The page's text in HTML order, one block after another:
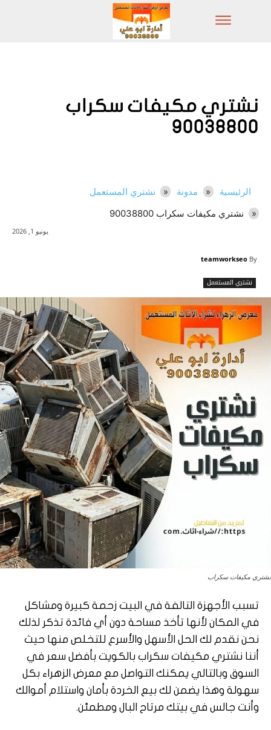
نشتري مكيفات سكراب
90038800
الرئيسية مدونة
نشتري المستعمل
نشتري مكيفات سكراب 90038800
يونيو 1, 2026
By
teamworkseo
نشتري المستعمل
نشتري مكيفات سكراب
تسبب الأجهزة التالفة في البيت زحمة كبيرة ومشاكل
في المكان لأنها تأخذ مساحة دون أي فائدة تذكر لذلك
نحن نقدم لك الحل الأسهل والأسرع للتخلص منها حيث
أننا نشتري مكيفات سكراب بالكويت بأفضل سعر في
السوق وبالتالي يمكنك التواصل مع معرض الزهراء بكل
سهولة وهذا يضمن لك بيع الخردة بأمان واستلام أموالك
وأنت جالس في بيتك مرتاح البال ومطمئن.